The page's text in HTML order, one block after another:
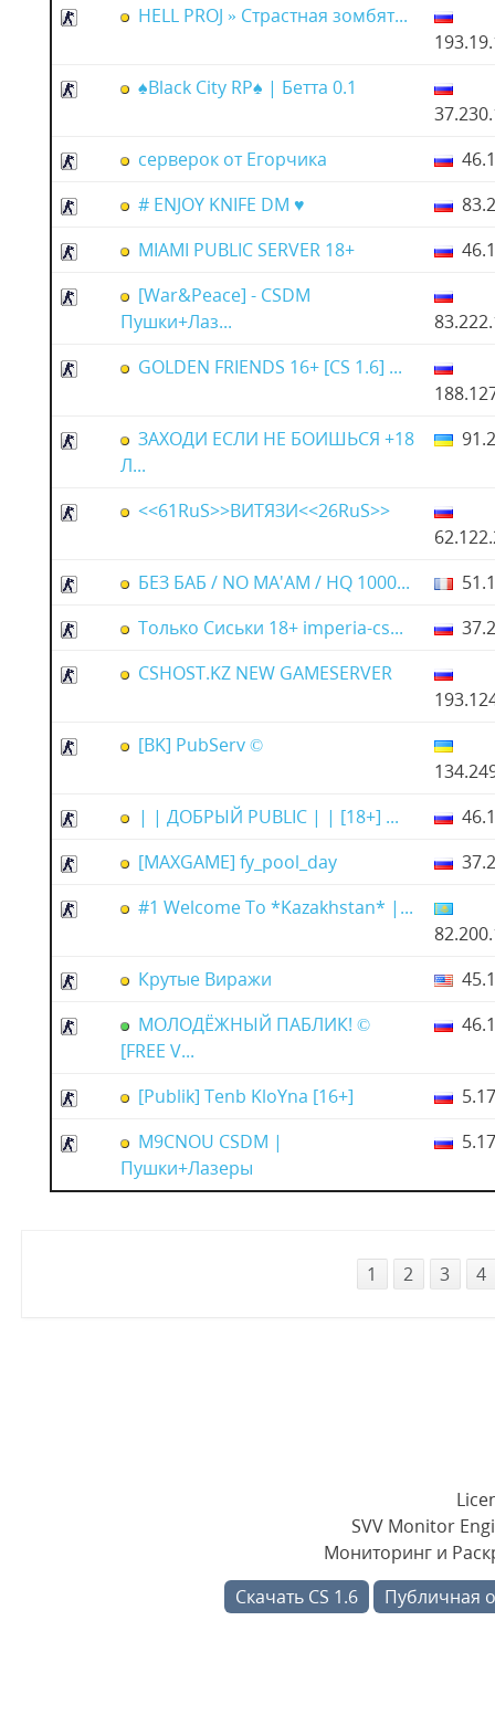
HELL PROJ » Страстная зомбят...
♠Black City RP♠ | Бетта 0.1
серверок от Егорчика
# ENJOY KNIFE DM ♥
MIAMI PUBLIC SERVER 18+
[War&Peace] - CSDM
Пушки+Лаз...
GOLDEN FRIENDS 16+ [CS 1.6] ...
ЗАХОДИ ЕСЛИ НЕ БОИШЬСЯ +18
Л...
<<61RuS>>ВИТЯЗИ<<26RuS>>
БЕЗ БАБ / NO MA'AM / HQ 1000...
Только Сиськи 18+ imperia-cs...
CSHOST.KZ NEW GAMESERVER
[BK] PubServ ©
| | ДОБРЫЙ PUBLIC | | [18+] ...
[MAXGAME] fy_pool_day
#1 Welcome To *Kazakhstan* |...
Крутые Виражи
МОЛОДЁЖНЫЙ ПАБЛИК! ©
[FREE V...
[Publik] Tenb KloYna [16+]
M9CNOU CSDM |
Пушки+Лазеры
1 2 3 4
SVV Monitor
Мониторинг и
Скачать CS 1.6
Публичная